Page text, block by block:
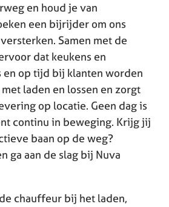
en houd je van
een bijrijder om ons
Samen met de
dat keukens en
op tijd bij klanten worden
laden en lossen en zorgt
op locatie. Geen dag is
continu in beweging. Krijg jij
baan op de weg?
ga aan de slag bij Nuva
chauffeur bij het laden,